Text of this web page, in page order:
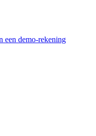
een demo-rekening